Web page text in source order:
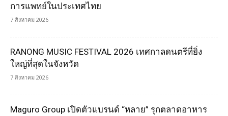
การแพทย์ในประเทศไทย
7 สิงหาคม 2026
RANONG MUSIC FESTIVAL 2026 เทศกาลดนตรีที่ยิ่ง
ใหญ่ที่สุดในจังหวัด
7 สิงหาคม 2026
Maguro Group เปิดตัวแบรนด์ “หลาย” รุกตลาดอาหาร